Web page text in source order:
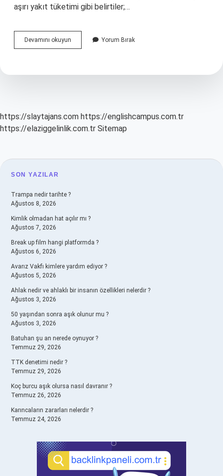
aşırı yakıt tüketimi gibi belirtiler;…
Devamını okuyun Katalizör
Nedir
Yarar
Yorum Bırak
https://slaytajans.com https://englishcampus.com.tr
https://elaziggelinlik.com.tr Sitemap
SIDEBAR
SON YAZILAR
Trampa nedir tarihte ?
Ağustos 8, 2026
Kimlik olmadan hat açılır mı ?
Ağustos 7, 2026
Break up film hangi platformda ?
Ağustos 6, 2026
Avarız Vakfı kimlere yardım ediyor ?
Ağustos 5, 2026
Ahlak nedir ve ahlaklı bir insanın özellikleri nelerdir ?
Ağustos 3, 2026
50 yaşından sonra aşık olunur mu ?
Ağustos 3, 2026
Batuhan şu an nerede oynuyor ?
Temmuz 29, 2026
TTK denetimi nedir ?
Temmuz 29, 2026
Koç burcu aşık olursa nasıl davranır ?
Temmuz 26, 2026
Karıncaların zararları nelerdir ?
Temmuz 24, 2026